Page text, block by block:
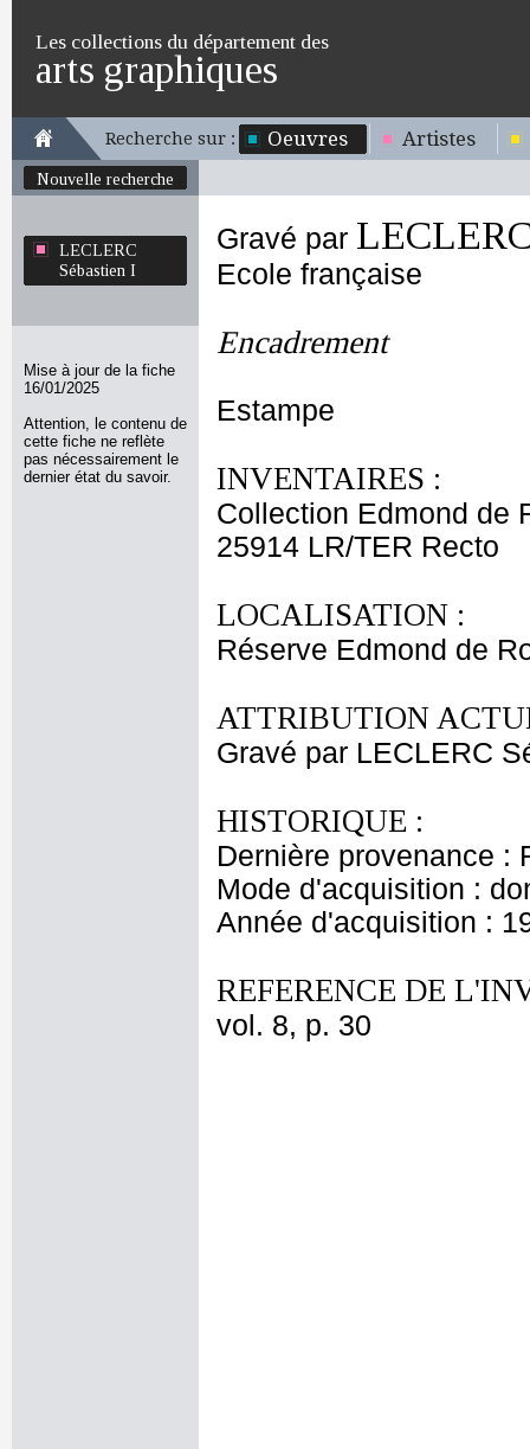
Les collections du département des
arts graphiques
Recherche sur : Oeuvres Artistes
Nouvelle recherche
LECLERC
Sébastien I
Mise à jour de la fiche
16/01/2025
Attention, le contenu de
cette fiche ne reflète
pas nécessairement le
dernier état du savoir.
Gravé par
Ecole française
Encadrement
Estampe
INVENTAIRES :
Collection Edmond de
25914 LR/TER Recto
LOCALISATION :
Réserve Edmond de
ATTRIBUTION
Gravé par LECLERC
HISTORIQUE :
Dernière provenance :
Mode d'acquisition :
Année d'acquisition :
REFERENCE DE
vol. 8, p. 30